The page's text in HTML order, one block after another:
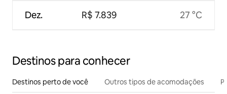
Dez. R$ 7.839 27 °C
Destinos para conhecer
Destinos perto de você Outros tipos de acomodações